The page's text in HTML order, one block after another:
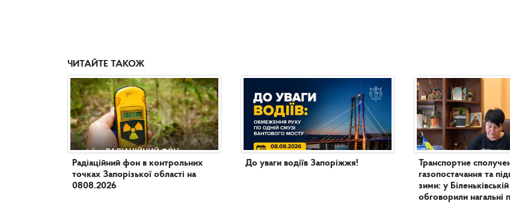
ЧИТАЙТЕ ТАКОЖ
Радіаційний фон в контрольних
точках Запорізької області на
0808.2026
До уваги водіїв Запоріжжя!
Транспортне
газопостачання та
зими: у
обговорили нагальні